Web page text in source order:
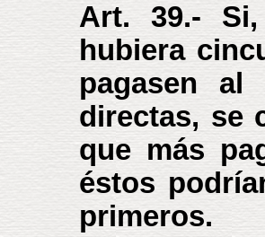
Art. 39.-
hubiera
pagasen al
directas, se
que más
éstos
primeros.